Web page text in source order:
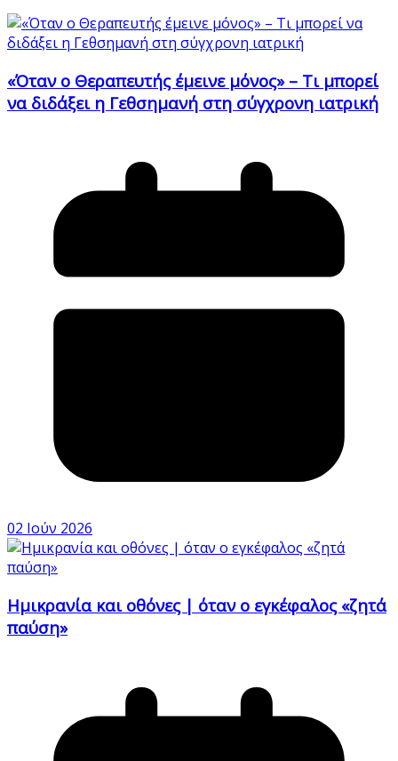
«Όταν ο Θεραπευτής έμεινε μόνος» – Τι μπορεί
να διδάξει η Γεθσημανή στη σύγχρονη ιατρική
02 Ιούν 2026
Ημικρανία και οθόνες | όταν ο εγκέφαλος «ζητά
παύση»